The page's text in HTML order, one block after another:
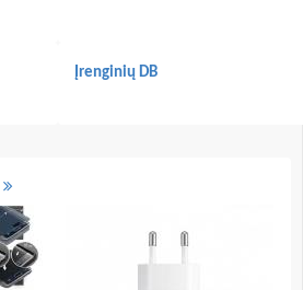
Įrenginių DB